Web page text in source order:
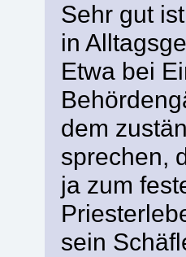
Sehr gut
in
Etwa bei
dem
sprechen,
ja zum
sein